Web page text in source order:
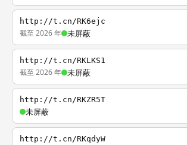
http://t.cn/RK6ejc
截至 2026 年 未屏蔽
http://t.cn/RKLKS1
截至 2026 年 未屏蔽
http://t.cn/RKZR5T
未屏蔽
http://t.cn/RKqdyW